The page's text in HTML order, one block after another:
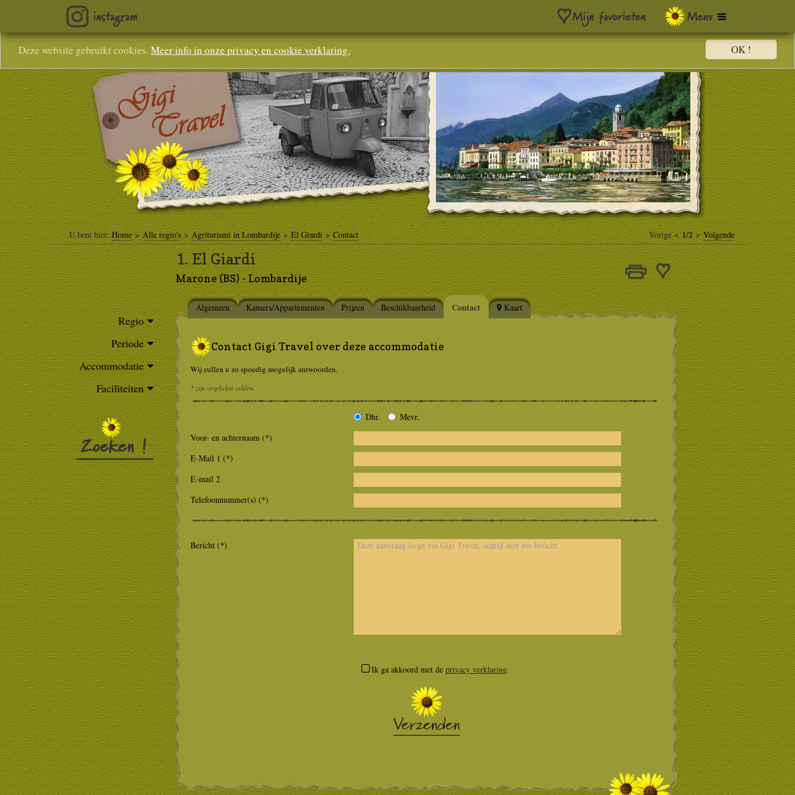
OK !
Deze website gebruikt cookies. Meer info in onze privacy en cookie verklaring.
Vorige <1/2>Volgende
U bent hier:Home>Alle regio's>Agriturismi in Lombardije>El Giardi>Contact
Regio
Periode
Accommodatie
Faciliteiten
1.El Giardi
Marone (BS) - Lombardije
Algemeen Kamers/Appartementen Prijzen Beschikbaarheid Contact Kaart
Contact Gigi Travel over deze accommodatie
Wij zullen u zo spoedig mogelijk antwoorden.
* zijn verplichte velden.
Dhr.
Mevr.
Voor- en achternaam (*)
E-Mail 1 (*)
E-mail 2
Telefoonnummer(s) (*)
Bericht (*)
Ik ga akkoord met de privacy verklaring.